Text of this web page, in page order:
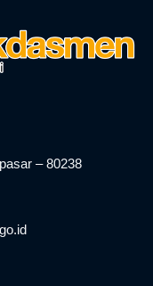
– 80238